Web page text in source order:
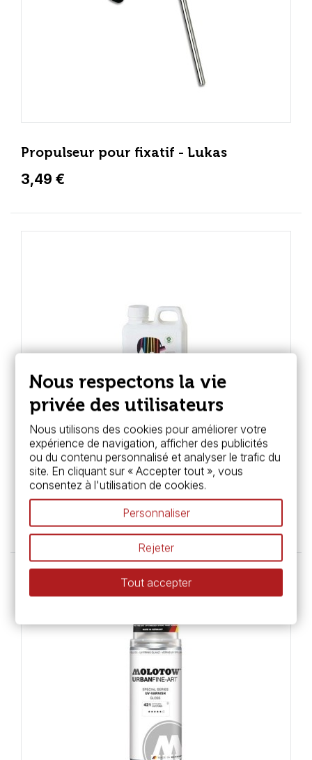
Propulseur pour fixatif - Lukas
3,49 €
Apprêt incolore Capaplex - Caparol
Nous respectons la vie
privée des utilisateurs
Nous utilisons des cookies pour améliorer votre
expérience de navigation, afficher des publicités
ou du contenu personnalisé et analyser le trafic du
site. En cliquant sur « Accepter tout », vous
consentez à l'utilisation de cookies.
Personnaliser
Rejeter
Tout accepter